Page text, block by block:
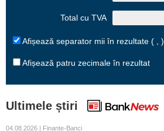
Total cu TVA
Afișează separator mii în rezultate ( , )
Afișează patru zecimale în rezultat
Ultimele știri
04.08.2026 | Finante-Banci